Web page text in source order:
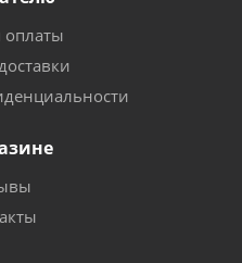
оплаты